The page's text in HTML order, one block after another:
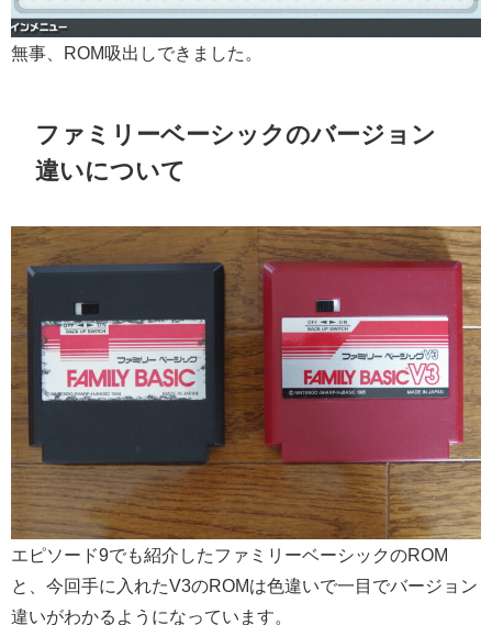
無事、ROM吸出しできました。
ファミリーベーシックのバージョン
違いについて
エピソード9でも紹介したファミリーベーシックのROM
と、今回手に入れたV3のROMは色違いで一目でバージョン
違いがわかるようになっています。